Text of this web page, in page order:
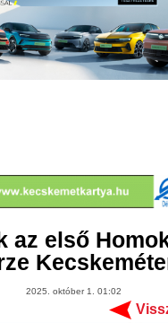
az első
2025. október 1. 01:02